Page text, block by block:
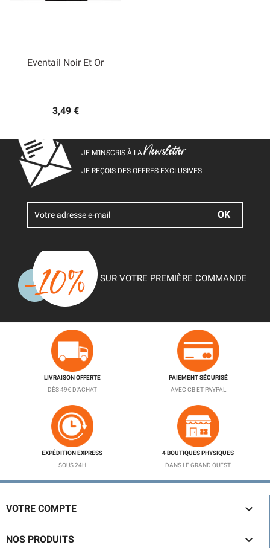
Eventail Noir Et Or
3,49 €
JE M’INSCRIS À LANewsletter
JE REÇOIS DES OFFRES EXCLUSIVES
SUR VOTRE PREMIÈRE COMMANDE
LIVRAISON OFFERTE
DÈS 49€ D'ACHAT
PAIEMENT SÉCURISÉ
AVEC CB ET PAYPAL
EXPÉDITION EXPRESS
SOUS 24H
4 BOUTIQUES PHYSIQUES
DANS LE GRAND OUEST
VOTRE COMPTE 
NOS PRODUITS 